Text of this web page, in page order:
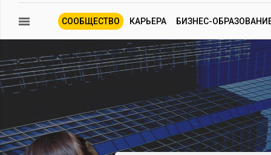
СООБЩЕСТВО КАРЬЕРА БИЗНЕС-